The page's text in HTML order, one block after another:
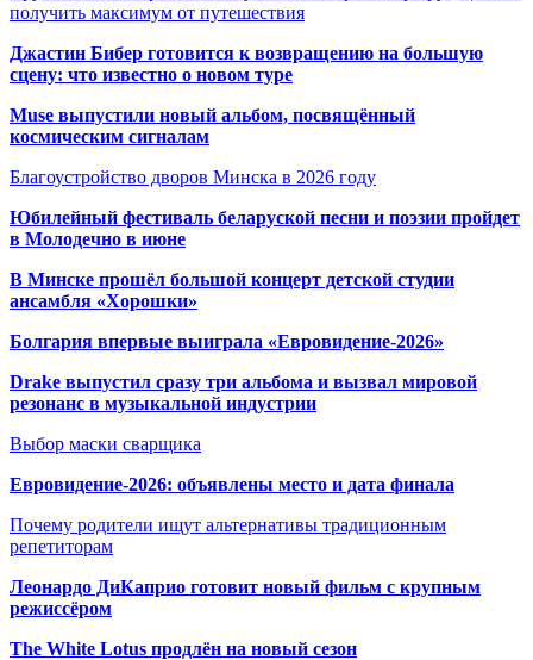
получить максимум от путешествия
Джастин Бибер готовится к возвращению на большую
сцену: что известно о новом туре
Muse выпустили новый альбом, посвящённый
космическим сигналам
Благоустройство дворов Минска в 2026 году
Юбилейный фестиваль беларуской песни и поэзии пройдет
в Молодечно в июне
В Минске прошёл большой концерт детской студии
ансамбля «Хорошки»
Болгария впервые выиграла «Евровидение-2026»
Drake выпустил сразу три альбома и вызвал мировой
резонанс в музыкальной индустрии
Выбор маски сварщика
Евровидение-2026: объявлены место и дата финала
Почему родители ищут альтернативы традиционным
репетиторам
Леонардо ДиКаприо готовит новый фильм с крупным
режиссёром
The White Lotus продлён на новый сезон